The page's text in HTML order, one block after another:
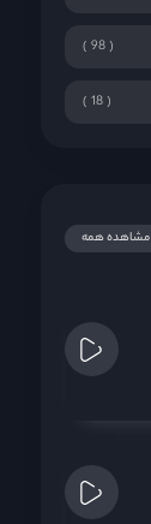
98
18
مشاهده همه